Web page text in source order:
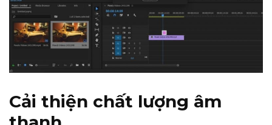
Cải thiện chất lượng âm